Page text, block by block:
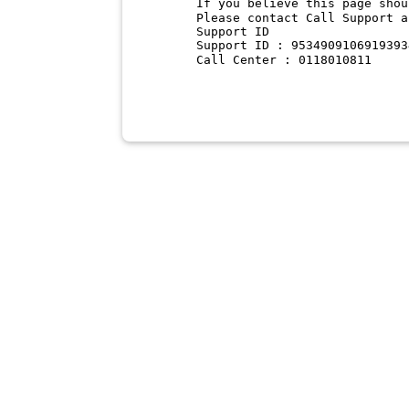
If you believe this page
Please contact Call Support
Support ID
Support ID :
Call Center : 0118010811